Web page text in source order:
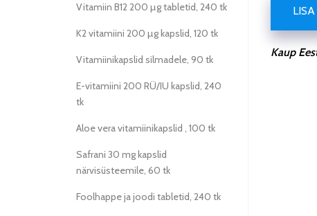
Vitamiin B12 200 µg tabletid, 240 tk
K2 vitamiini 200 µg kapslid, 120 tk
Vitamiinikapslid silmadele, 90 tk
E-vitamiini 200 RÜ/IU kapslid, 240
tk
Aloe vera vitamiinikapslid , 100 tk
Safrani 30 mg kapslid
närvisüsteemile, 60 tk
Foolhappe ja joodi tabletid, 240 tk
Kaup